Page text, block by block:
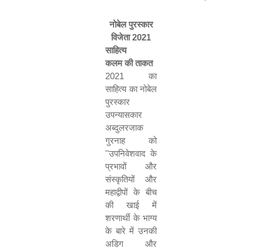
नोबेल पुरस्कार
विजेता2021
साहित्य
कलम की ताकत
2021 का
साहित्य का नोबेल
पुरस्कार
उपन्यासकार
अब्दुलरजाक
गुरनाह को
''उपनिवेशवाद के
प्रभावों और
संस्कृतियों और
महाद्वीपों के बीच
की खाई में
शरणार्थी के भाग्य
के बारे में उनकी
अडिग और